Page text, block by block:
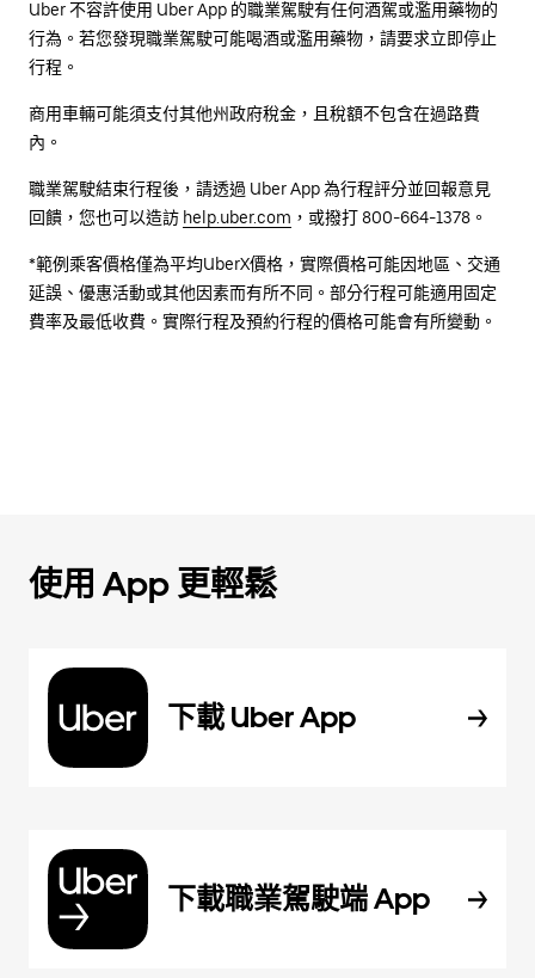
Uber 不容許使用 Uber App 的職業駕駛有任何酒駕或濫用藥物的
行為。若您發現職業駕駛可能喝酒或濫用藥物，請要求立即停止
行程。
商用車輛可能須支付其他州政府稅金，且稅額不包含在過路費
內。
職業駕駛結束行程後，請透過 Uber App 為行程評分並回報意見
回饋，您也可以造訪 help.uber.com ，或撥打 800-664-1378。
*範例乘客價格僅為平均UberX價格，實際價格可能因地區、交通
延誤、優惠活動或其他因素而有所不同。部分行程可能適用固定
費率及最低收費。實際行程及預約行程的價格可能會有所變動。
使用 App 更輕鬆
下載 Uber App
下載職業駕駛端 App